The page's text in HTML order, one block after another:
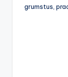
grumstus,